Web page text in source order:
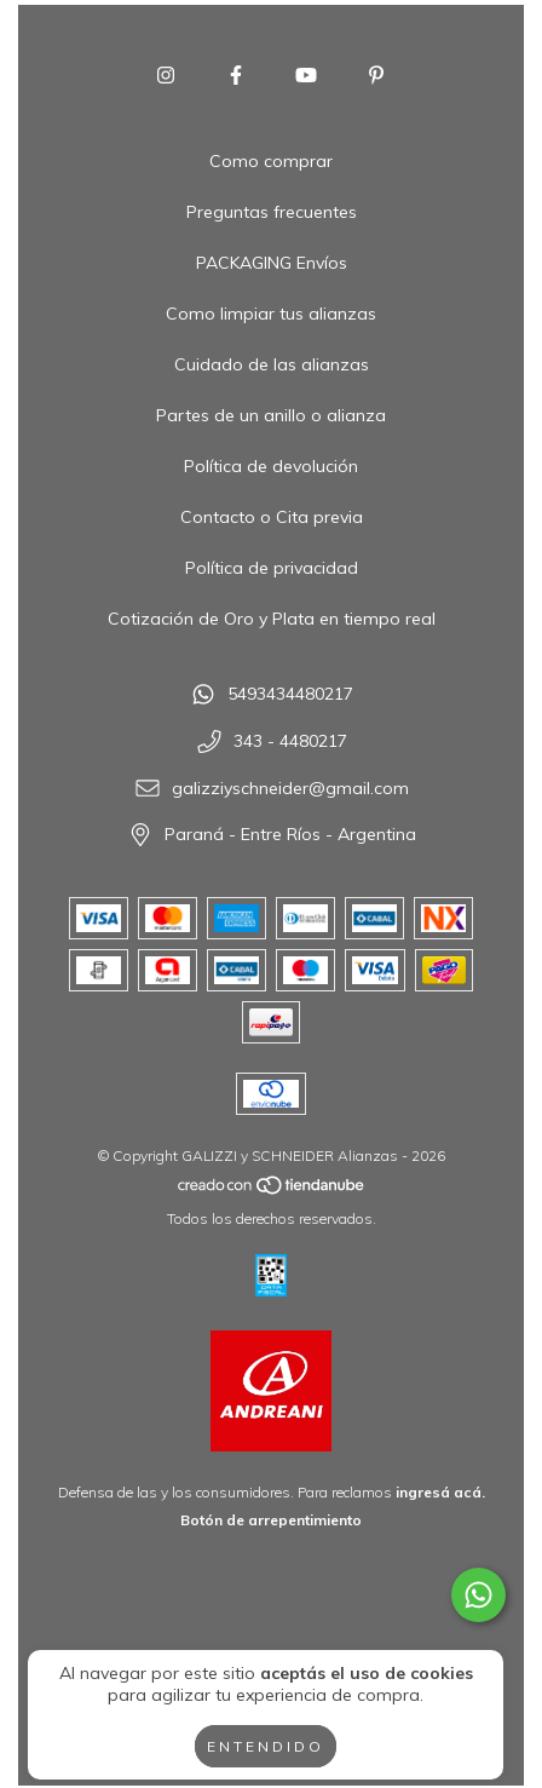
Al navegar por este sitio aceptás el uso de cookies
para agilizar tu experiencia de compra.
ENTENDIDO
Como comprar
Preguntas frecuentes
PACKAGING Envíos
Como limpiar tus alianzas
Cuidado de las alianzas
Partes de un anillo o alianza
Política de devolución
Contacto o Cita previa
Política de privacidad
Cotización de Oro y Plata en tiempo real
5493434480217
343 - 4480217
galizziyschneider@gmail.com
Paraná - Entre Ríos - Argentina
© Copyright GALIZZI y SCHNEIDER Alianzas - 2026
Todos los derechos reservados.
Defensa de las y los consumidores. Para reclamos ingresá acá.
Botón de arrepentimiento